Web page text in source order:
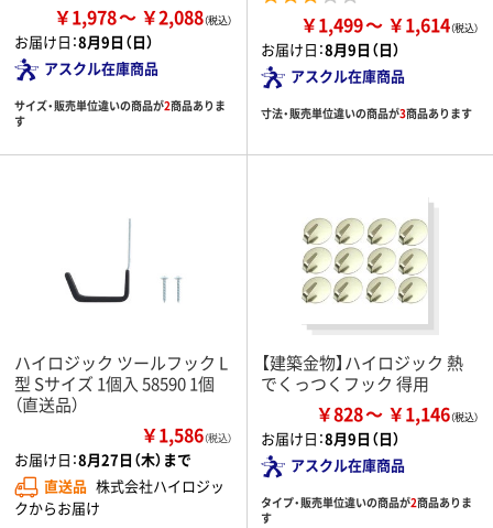
￥1,978 ￥2,088
お届け日：8月9日（日）
アスクル在庫商品
サイズ・販売単位違いの商品が2商品ありま
す
￥1,499 ￥1,614
お届け日：8月9日（日）
アスクル在庫商品
寸法・販売単位違いの商品が3商品あります
ハイロジック ツールフック L
型 Sサイズ 1個入 58590 1個
（直送品）
￥1,586（税込）
お届け日：8月27日（木）まで
直送品 株式会社ハイロジッ
クからお届け
【建築金物】ハイロジック 熱
でくっつくフック 得用
￥828 ￥1,146
お届け日：8月9日（日）
アスクル在庫商品
タイプ・販売単位違いの商品が2商品ありま
す